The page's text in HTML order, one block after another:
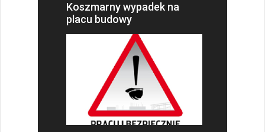
Koszmarny wypadek na
placu budowy